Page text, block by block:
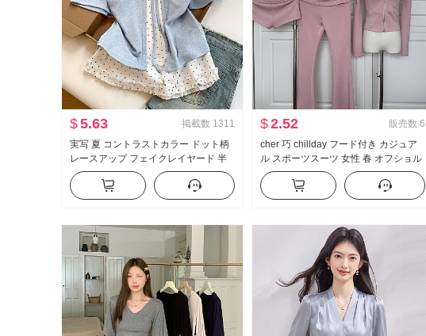
$5.63 掲載数 1311
実写 夏 コントラストカラー ドット柄
レースアップ フェイクレイヤード 半
袖 Tシャツ 女性 夏 新品 スイートスタ
イル マイナー トップス
$2.52 販売数 6
cher 巧 chillday フード付き カジュア
ル スポーツスーツ 女性 春 オフショル
ダー コート ベルボトム スリーピース